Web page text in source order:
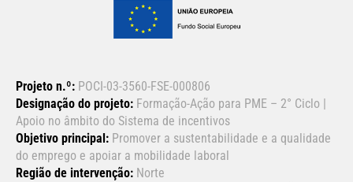
Projeto n.º: POCI-03-3560-FSE-000806
Designação do projeto: Formação-Ação para PME – 2° Ciclo |
Apoio no âmbito do Sistema de incentivos
Objetivo principal: Promover a sustentabilidade e a qualidade
do emprego e apoiar a mobilidade laboral
Região de intervenção: Norte